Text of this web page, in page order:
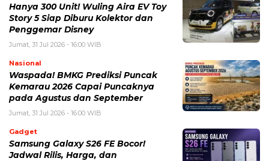
Hanya 300 Unit! Wuling Aira EV Toy
Story 5 Siap Diburu Kolektor dan
Penggemar Disney
Jumat, 31 Jul 2026 - 16:00 WIB
Nasional
Waspada! BMKG Prediksi Puncak
Kemarau 2026 Capai Puncaknya
pada Agustus dan September
Jumat, 31 Jul 2026 - 16:00 WIB
Gadget
Samsung Galaxy S26 FE Bocor!
Jadwal Rilis, Harga, dan